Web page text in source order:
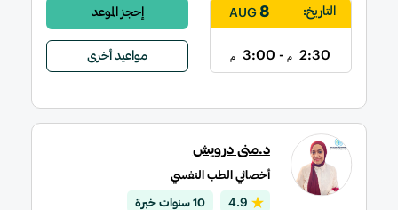
التاريخ:
8
AUG
2:30 م - 3:00 م
إحجز الموعد
مواعيد أخرى
د.منى درويش
أخصائي الطب النفسي
4.9 10 سنوات خبرة